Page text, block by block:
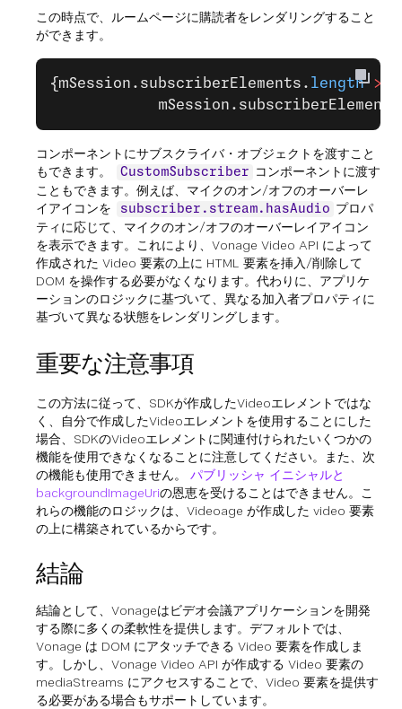
この時点で、ルームページに購読者をレンダリングすること
ができます。
{mSession.subscriberElements. length >
コンポーネントにサブスクライバ・オブジェクトを渡すこと
もできます。
CustomSubscriber
コンポーネントに渡す
こともできます。例えば、マイクのオン/オフのオーバーレ
イアイコンを
subscriber.stream.hasAudio プロパ
ティに応じて、マイクのオン/オフのオーバーレイアイコン
を表示できます。これにより、Vonage Video API によって
作成された Video 要素の上に HTML 要素を挿入/削除して
DOM を操作する必要がなくなります。代わりに、アプリケ
ーションのロジックに基づいて、異なる加入者プロパティに
基づいて異なる状態をレンダリングします。
重要な注意事項
この方法に従って、SDKが作成したVideoエレメントではな
く、自分で作成したVideoエレメントを使用することにした
場合、SDKのVideoエレメントに関連付けられたいくつかの
機能を使用できなくなることに注意してください。また、次
の機能も使用できません。 パブリッシャ イニシャルと
backgroundImageUriの恩恵を受けることはできません。こ
れらの機能のロジックは、Videoage が作成した video 要素
の上に構築されているからです。
結論
結論として、Vonageはビデオ会議アプリケーションを開発
する際に多くの柔軟性を提供します。デフォルトでは、
Vonage は DOM にアタッチできる Video 要素を作成しま
す。しかし、Vonage Video API が作成する Video 要素の
mediaStreams にアクセスすることで、Video 要素を提供す
る必要がある場合もサポートしています。